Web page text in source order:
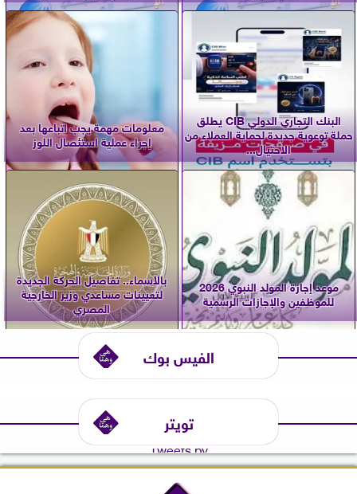
البنك التجاري الدولي CIB يطلق
حملة توعوية جديدة لحماية العملاء من
الاحتيال...
معلومات مهمة يجب اتباعها بعد
إجراء عملية استئصال اللوز
موعد إجازة المولد النبوي 2026
للموظفين والإجازات الرسمية
بالأسماء.. تفاصيل الحركة الجديدة
لتعيينات مساعدي وزير الخارجية
المصري
الفيس بوك
تويتر
Tweets by